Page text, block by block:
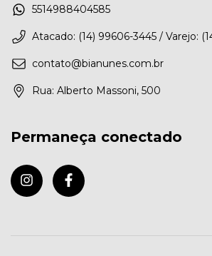
5514988404585
Atacado: (14) 99606-3445 / Varejo:
contato@bianunes.com.br
Rua: Alberto Massoni, 500
Permaneça conectado